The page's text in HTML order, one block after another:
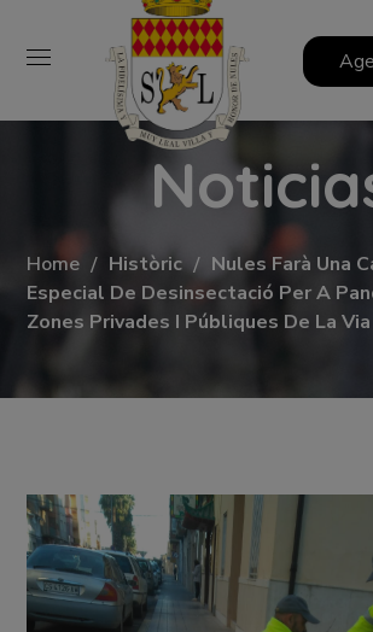
Home Històric
Nules Farà Una
Especial De Desinsectació Per A
Zones Privades I Públiques De La